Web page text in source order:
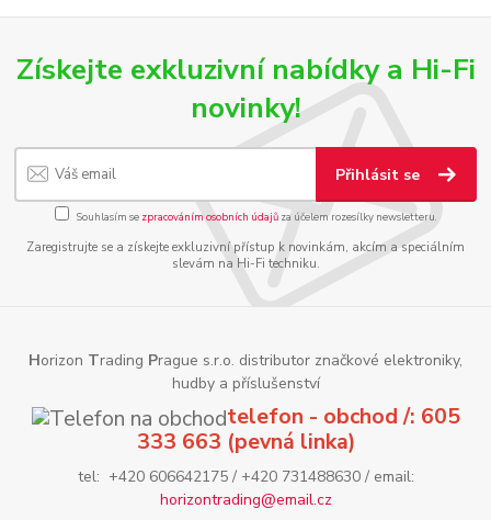
Získejte exkluzivní nabídky a Hi-Fi
novinky!
Přihlásit se
Souhlasím se zpracováním osobních údajůza účelem rozesílky newsletteru.
Zaregistrujte se a získejte exkluzivní přístup k novinkám, akcím a speciálním
slevám na Hi-Fi techniku.
Horizon Trading Prague s.r.o. distributor značkové elektroniky,
hudby a příslušenství
telefon - obchod /: 605
333 663 (pevná linka)
tel: +420 606642175 / +420 731488630 / email:
horizontrading@email.cz